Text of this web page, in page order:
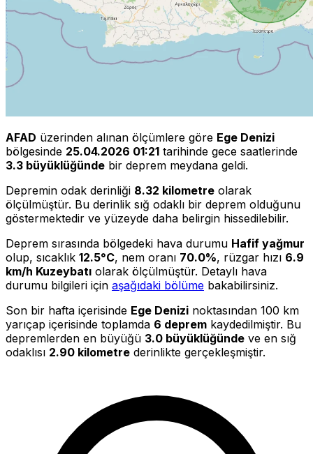
AFAD üzerinden alınan ölçümlere göre Ege Denizi
bölgesinde 25.04.2026 01:21 tarihinde gece saatlerinde
3.3 büyüklüğünde bir deprem meydana geldi.
Depremin odak derinliği 8.32 kilometre olarak
ölçülmüştür. Bu derinlik sığ odaklı bir deprem olduğunu
göstermektedir ve yüzeyde daha belirgin hissedilebilir.
Deprem sırasında bölgedeki hava durumu Hafif yağmur
olup, sıcaklık 12.5°C, nem oranı 70.0%, rüzgar hızı 6.9
km/h Kuzeybatı olarak ölçülmüştür. Detaylı hava
durumu bilgileri için aşağıdaki bölüme bakabilirsiniz.
Son bir hafta içerisinde Ege Denizi noktasından 100 km
yarıçap içerisinde toplamda 6 deprem kaydedilmiştir. Bu
depremlerden en büyüğü 3.0 büyüklüğünde ve en sığ
odaklısı 2.90 kilometre derinlikte gerçekleşmiştir.